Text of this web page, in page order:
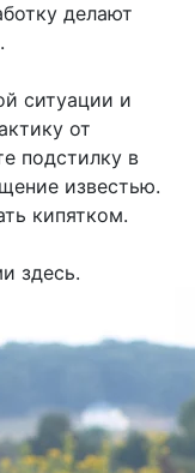
делают
ситуации и
от
подстилку в
известью.
кипятком.
здесь.